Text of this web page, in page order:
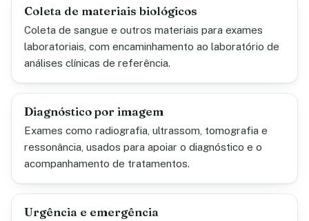
Coleta de materiais biológicos
Coleta de sangue e outros materiais para exames
laboratoriais, com encaminhamento ao laboratório de
análises clínicas de referência.
Diagnóstico por imagem
Exames como radiografia, ultrassom, tomografia e
ressonância, usados para apoiar o diagnóstico e o
acompanhamento de tratamentos.
Urgência e emergência